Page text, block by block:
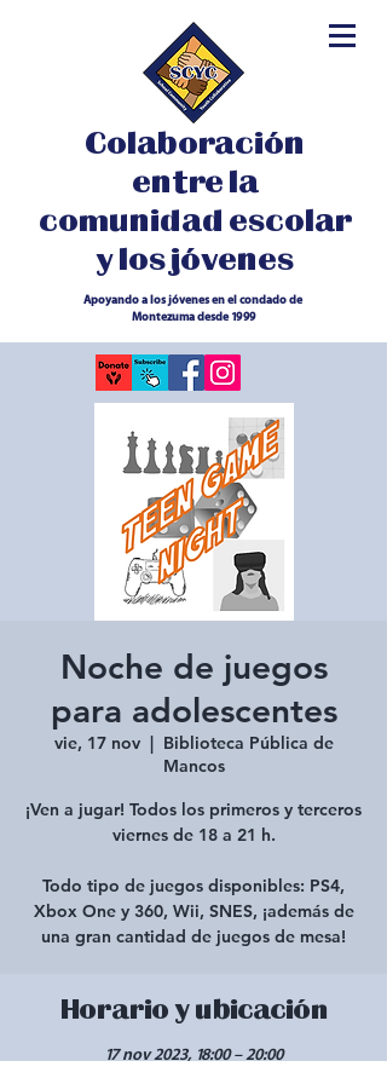
Colaboración
entre la
comunidad escolar
y los jóvenes
Apoyando a los jóvenes en el condado de
Montezuma desde 1999
Noche de juegos
para adolescentes
vie, 17 nov
  |
Biblioteca Pública de
Mancos
¡Ven a jugar! Todos los primeros y terceros
viernes de 18 a 21 h.
Todo tipo de juegos disponibles: PS4,
Xbox One y 360, Wii, SNES, ¡además de
una gran cantidad de juegos de mesa!
Horario y ubicación
17 nov 2023, 18:00 – 20:00